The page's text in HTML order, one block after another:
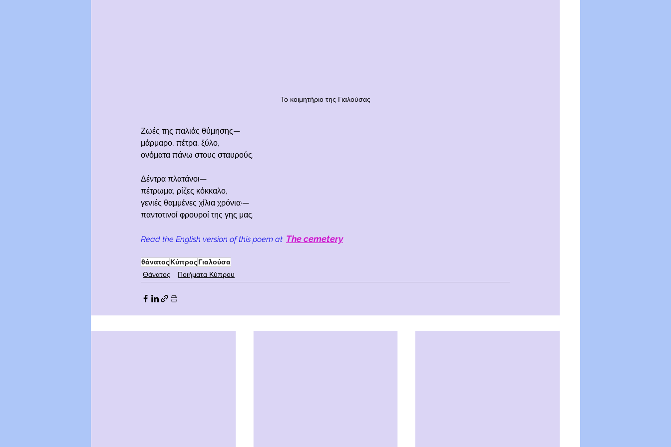
Το κοιμητήριο της Γιαλούσας
Ζωές της παλιάς θύμησης—
μάρμαρο, πέτρα, ξύλο,
ονόματα πάνω στους σταυρούς.
Δέντρα πλατάνοι—
πέτρωμα, ρίζες κόκκαλο,
γενιές θαμμένες χίλια χρόνια·—
παντοτινοί φρουροί της γης μας.
Read the English version of this poem at The cemetery
θάνατοςΚύπροςΓιαλούσα
Θάνατος
Ποιήματα Κύπρου